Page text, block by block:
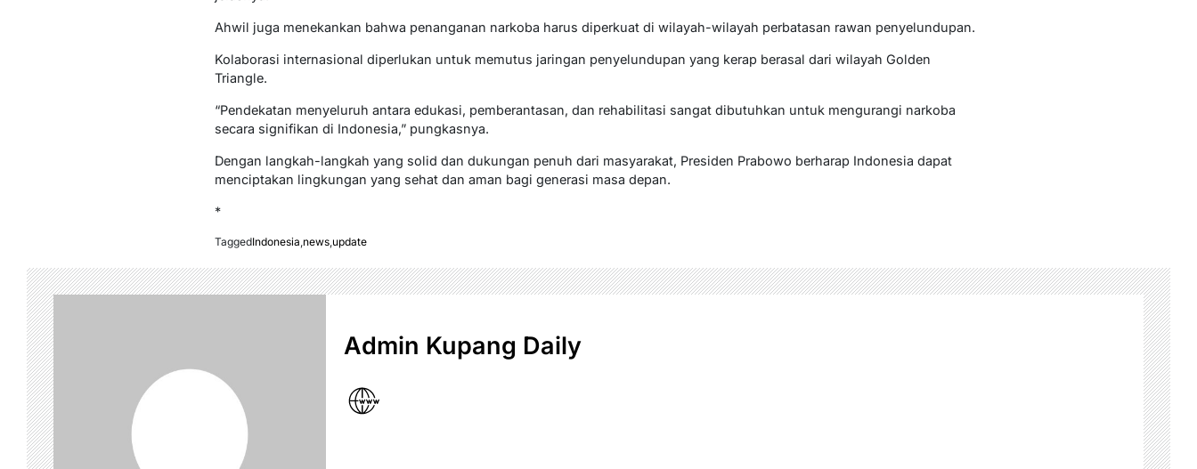
Ahwil juga menekankan bahwa penanganan narkoba harus diperkuat di wilayah-wilayah perbatasan rawan penyelundupan.
Kolaborasi internasional diperlukan untuk memutus jaringan penyelundupan yang kerap berasal dari wilayah Golden
Triangle.
“Pendekatan menyeluruh antara edukasi, pemberantasan, dan rehabilitasi sangat dibutuhkan untuk mengurangi narkoba
secara signifikan di Indonesia,” pungkasnya.
Dengan langkah-langkah yang solid dan dukungan penuh dari masyarakat, Presiden Prabowo berharap Indonesia dapat
menciptakan lingkungan yang sehat dan aman bagi generasi masa depan.
*
TaggedIndonesia,news,update
Admin Kupang Daily